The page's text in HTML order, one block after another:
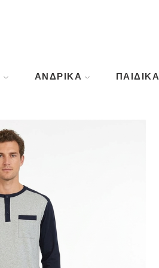
ΑΝΔΡΙΚΆ ΠΑΙΔΙΚΆ